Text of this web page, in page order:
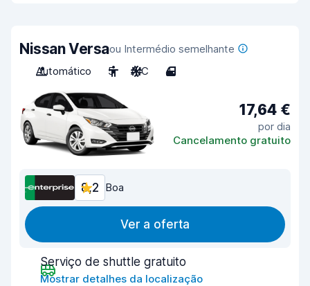
Nissan Versaou Intermédio semelhante
Automático
5 A/C 4
17,64 €
por dia
Cancelamento gratuito
8,2 Boa
Ver a oferta
Serviço de shuttle gratuito
Mostrar detalhes da localização